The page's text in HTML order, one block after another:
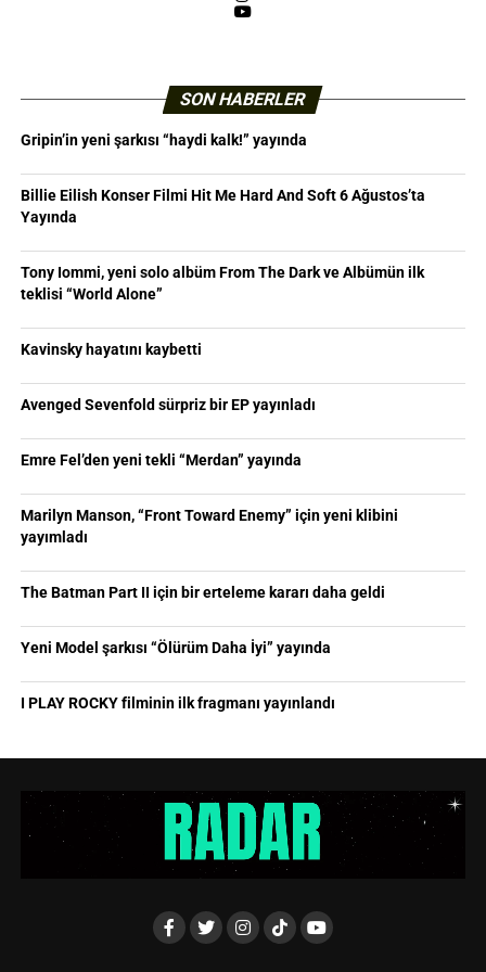
YouTube
SON HABERLER
Gripin’in yeni şarkısı “haydi kalk!” yayında
Billie Eilish Konser Filmi Hit Me Hard And Soft 6 Ağustos’ta
Yayında
Tony Iommi, yeni solo albüm From The Dark ve Albümün ilk
teklisi “World Alone”
Kavinsky hayatını kaybetti
Avenged Sevenfold sürpriz bir EP yayınladı
Emre Fel’den yeni tekli “Merdan” yayında
Marilyn Manson, “Front Toward Enemy” için yeni klibini
yayımladı
The Batman Part II için bir erteleme kararı daha geldi
Yeni Model şarkısı “Ölürüm Daha İyi” yayında
I PLAY ROCKY filminin ilk fragmanı yayınlandı